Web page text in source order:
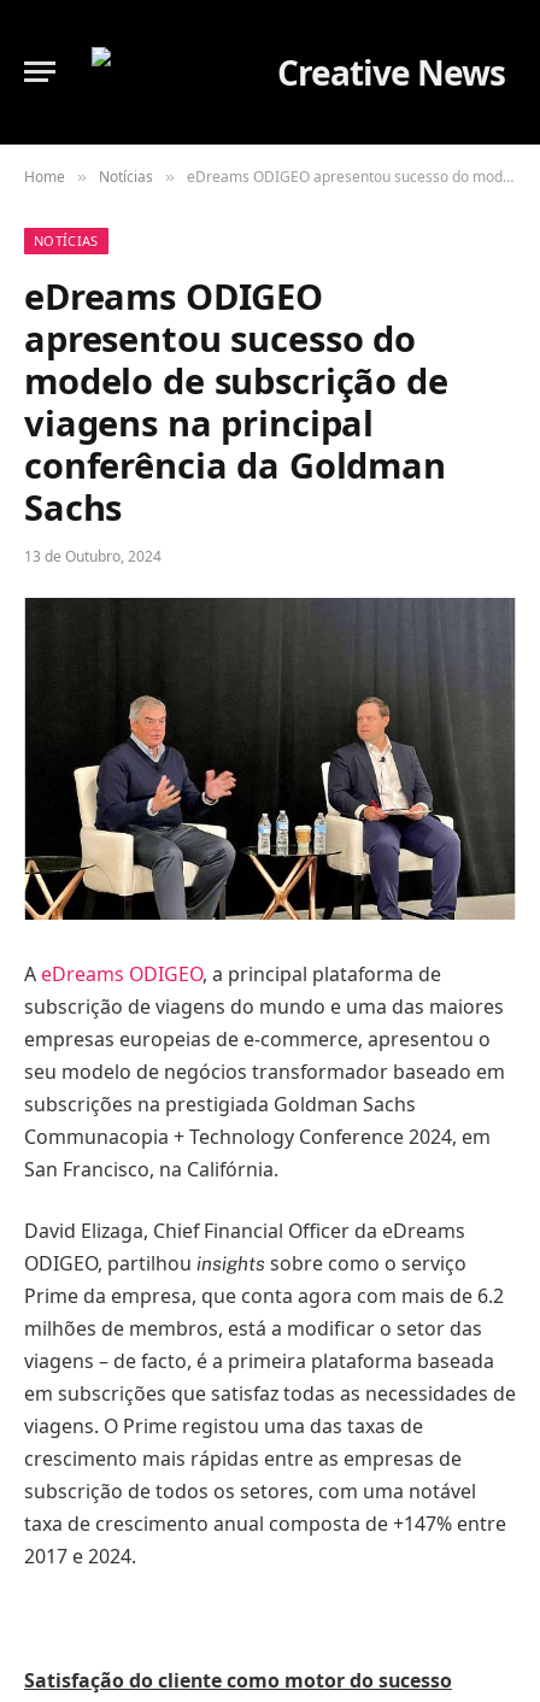
Home » Notícias » eDreams ODIGEO apresentou sucesso do modelo de subscrição de viagens na principal conferência da Goldman Sachs
NOTÍCIAS
eDreams ODIGEO
apresentou sucesso do
modelo de subscrição de
viagens na principal
conferência da Goldman
Sachs
13 de Outubro, 2024
A eDreams ODIGEO, a principal plataforma de
subscrição de viagens do mundo e uma das maiores
empresas europeias de e-commerce, apresentou o
seu modelo de negócios transformador baseado em
subscrições na prestigiada Goldman Sachs
Communacopia + Technology Conference 2024, em
San Francisco, na Califórnia.
David Elizaga, Chief Financial Officer da eDreams
ODIGEO, partilhou insights sobre como o serviço
Prime da empresa, que conta agora com mais de 6.2
milhões de membros, está a modificar o setor das
viagens – de facto, é a primeira plataforma baseada
em subscrições que satisfaz todas as necessidades de
viagens. O Prime registou uma das taxas de
crescimento mais rápidas entre as empresas de
subscrição de todos os setores, com uma notável
taxa de crescimento anual composta de +147% entre
2017 e 2024.
Satisfação do cliente como motor do sucesso